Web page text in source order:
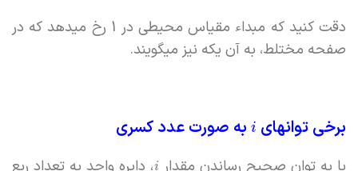
دقت کنید که مبداء مقیاس محیطی در 1 رخ میدهد که در
صفحه مختلط، به آن یکه نیز میگویند.
برخی توانهای i به صورت عدد کسری
با به توان صحیح رساندن مقدار i، دایره واحد به تعداد ربع